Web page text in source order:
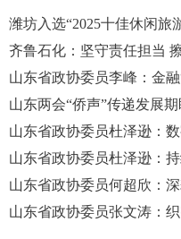
潍坊入选“2025十佳休闲旅
齐鲁石化：坚守责任担当
山东两会“侨声”传递发展
山东省政协委员杜泽逊：
山东省政协委员杜泽逊：